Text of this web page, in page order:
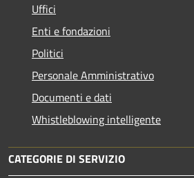
Uffici
Enti e fondazioni
Politici
Personale Amministrativo
Documenti e dati
Whistleblowing intelligente
CATEGORIE DI SERVIZIO